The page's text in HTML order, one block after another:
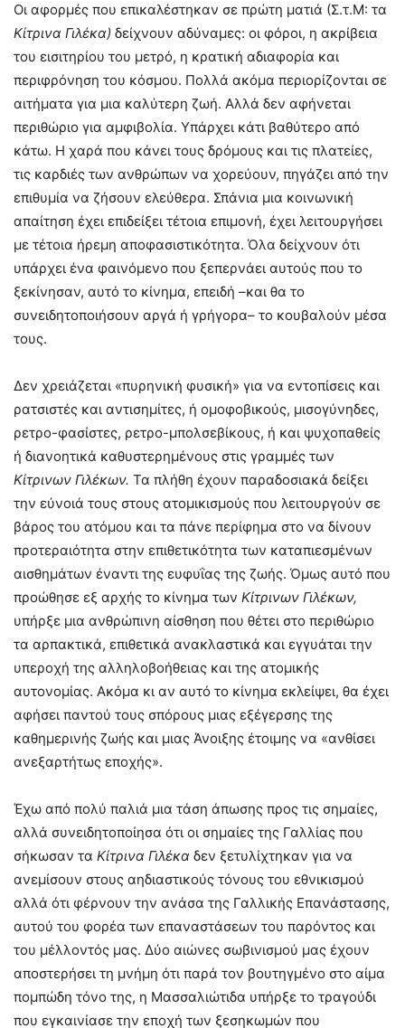
Οι αφορμές που επικαλέστηκαν σε πρώτη ματιά (Σ.τ.Μ: τα
Κίτρινα Γιλέκα) δείχνουν αδύναμες: οι φόροι, η ακρίβεια
του εισιτηρίου του μετρό, η κρατική αδιαφορία και
περιφρόνηση του κόσμου. Πολλά ακόμα περιορίζονται σε
αιτήματα για μια καλύτερη ζωή. Αλλά δεν αφήνεται
περιθώριο για αμφιβολία. Υπάρχει κάτι βαθύτερο από
κάτω. Η χαρά που κάνει τους δρόμους και τις πλατείες,
τις καρδιές των ανθρώπων να χορεύουν, πηγάζει από την
επιθυμία να ζήσουν ελεύθερα. Σπάνια μια κοινωνική
απαίτηση έχει επιδείξει τέτοια επιμονή, έχει λειτουργήσει
με τέτοια ήρεμη αποφασιστικότητα. Όλα δείχνουν ότι
υπάρχει ένα φαινόμενο που ξεπερνάει αυτούς που το
ξεκίνησαν, αυτό το κίνημα, επειδή –και θα το
συνειδητοποιήσουν αργά ή γρήγορα– το κουβαλούν μέσα
τους.
Δεν χρειάζεται «πυρηνική φυσική» για να εντοπίσεις και
ρατσιστές και αντισημίτες, ή ομοφοβικούς, μισογύνηδες,
ρετρο-φασίστες, ρετρο-μπολσεβίκους, ή και ψυχοπαθείς
ή διανοητικά καθυστερημένους στις γραμμές των
Κίτρινων Γιλέκων. Τα πλήθη έχουν παραδοσιακά δείξει
την εύνοιά τους στους ατομικισμούς που λειτουργούν σε
βάρος του ατόμου και τα πάνε περίφημα στο να δίνουν
προτεραιότητα στην επιθετικότητα των καταπιεσμένων
αισθημάτων έναντι της ευφυΐας της ζωής. Όμως αυτό που
προώθησε εξ αρχής το κίνημα των Κίτρινων Γιλέκων,
υπήρξε μια ανθρώπινη αίσθηση που θέτει στο περιθώριο
τα αρπακτικά, επιθετικά ανακλαστικά και εγγυάται την
υπεροχή της αλληλοβοήθειας και της ατομικής
αυτονομίας. Ακόμα κι αν αυτό το κίνημα εκλείψει, θα έχει
αφήσει παντού τους σπόρους μιας εξέγερσης της
καθημερινής ζωής και μιας Άνοιξης έτοιμης να «ανθίσει
ανεξαρτήτως εποχής».
Έχω από πολύ παλιά μια τάση άπωσης προς τις σημαίες,
αλλά συνειδητοποίησα ότι οι σημαίες της Γαλλίας που
σήκωσαν τα Κίτρινα Γιλέκα δεν ξετυλίχτηκαν για να
ανεμίσουν στους αηδιαστικούς τόνους του εθνικισμού
αλλά ότι φέρνουν την ανάσα της Γαλλικής Επανάστασης,
αυτού του φορέα των επαναστάσεων του παρόντος και
του μέλλοντός μας. Δύο αιώνες σωβινισμού μας έχουν
αποστερήσει τη μνήμη ότι παρά τον βουτηγμένο στο αίμα
πομπώδη τόνο της, η Μασσαλιώτιδα υπήρξε το τραγούδι
που εγκαινίασε την εποχή των ξεσηκωμών που